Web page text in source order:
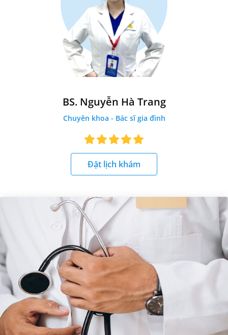
BS. Nguyễn Hà Trang
Chuyên khoa - Bác sĩ gia đình
Đặt lịch khám